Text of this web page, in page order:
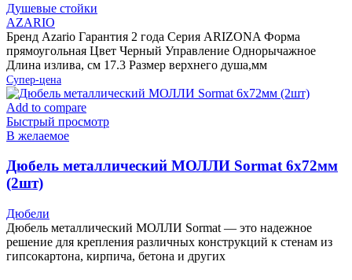
Душевые стойки
AZARIO
Бренд Azario Гарантия 2 года Серия ARIZONA Форма
прямоугольная Цвет Черный Управление Однорычажное
Длина излива, см 17.3 Размер верхнего душа,мм
Супер-цена
Add to compare
Быстрый просмотр
В желаемое
Дюбель металлический МОЛЛИ Sormat 6х72мм
(2шт)
Дюбели
Дюбель металлический МОЛЛИ Sormat — это надежное
решение для крепления различных конструкций к стенам из
гипсокартона, кирпича, бетона и других